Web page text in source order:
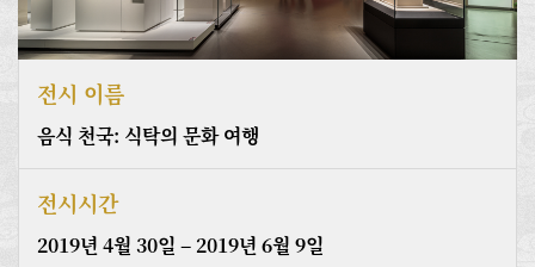
전시 이름
음식 천국: 식탁의 문화 여행
전시시간
2019년 4월 30일 – 2019년 6월 9일